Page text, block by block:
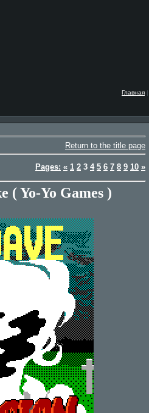
Главная |
Return to the title page
Pages: « 1 2 3 4 5 6 7 8 9 10 »
( Yo-Yo Games )